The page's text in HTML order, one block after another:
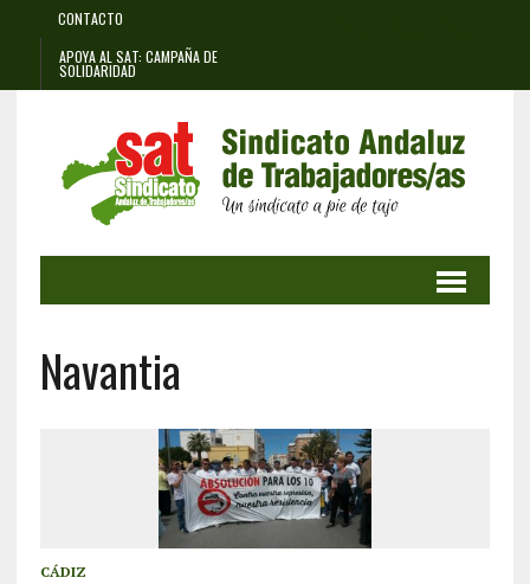
CONTACTO
APOYA AL SAT: CAMPAÑA DE
SOLIDARIDAD
Navantia
CÁDIZ